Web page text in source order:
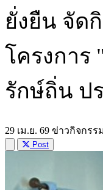
ยั่งยืน จัด
โครงกา
รักษ์ถิ่น ป
29 เม.ย. 69 ข่าวกิจกรรม
Post